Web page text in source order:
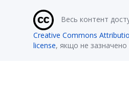
Весь контент
Creative Commons
license, якщо не зазначено